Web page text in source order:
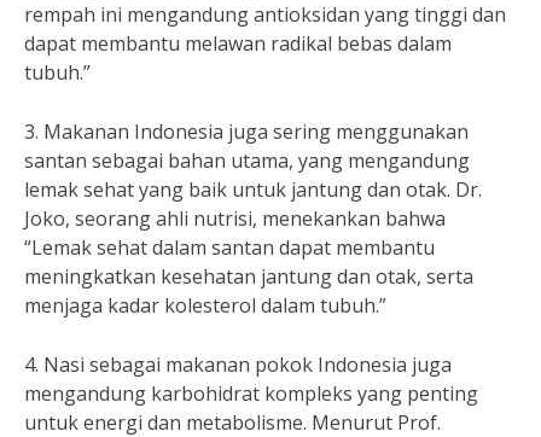
rempah ini mengandung antioksidan yang tinggi dan
dapat membantu melawan radikal bebas dalam
tubuh.”
3. Makanan Indonesia juga sering menggunakan
santan sebagai bahan utama, yang mengandung
lemak sehat yang baik untuk jantung dan otak. Dr.
Joko, seorang ahli nutrisi, menekankan bahwa
“Lemak sehat dalam santan dapat membantu
meningkatkan kesehatan jantung dan otak, serta
menjaga kadar kolesterol dalam tubuh.”
4. Nasi sebagai makanan pokok Indonesia juga
mengandung karbohidrat kompleks yang penting
untuk energi dan metabolisme. Menurut Prof.